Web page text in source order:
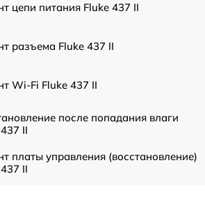
цепи питания Fluke 437 II
разъема Fluke 437 II
Wi-Fi Fluke 437 II
после попадания влаги
II
платы управления (восстановление)
II